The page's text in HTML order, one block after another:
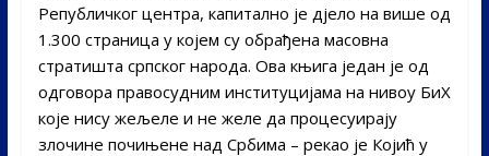
Републичког центра, капитално је дјело на више од
1.300 страница у којем су обрађена масовна
стратишта српског народа. Ова књига један је од
одговора правосудним институцијама на нивоу БиХ
које нису жељеле и не желе да процесуирају
злочине почињене над Србима – рекао је Којић у